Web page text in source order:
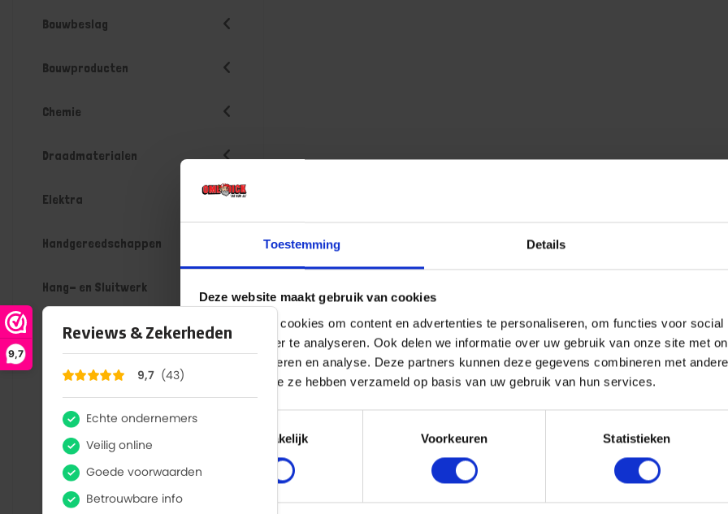
Toestemming Details
Deze website maakt gebruik van cookies
We gebruiken cookies om content en advertenties te personaliseren, om functies voor
websiteverkeer te analyseren. Ook delen we informatie over uw gebruik van onze site met
media, adverteren en analyse. Deze partners kunnen deze gegevens combineren met
verstrekt of die ze hebben verzameld op basis van uw gebruik van hun services.
Toestemmingsselectie
Noodzakelijk
Voorkeuren Statistieken
9,7
Bouwbeslag
Bouwproducten
Chemie
Draadmaterialen
Elektra
Handgereedschappen
Hang- en Sluitwerk
Huishoudelijk
IJzerwaren
Infrastructuur
Installatietechniek
Keuken artikelen